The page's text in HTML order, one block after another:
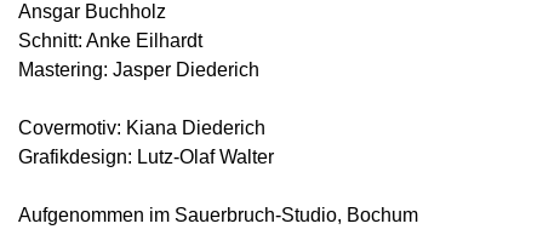
Ansgar Buchholz
Schnitt: Anke Eilhardt
Mastering: Jasper Diederich
Covermotiv: Kiana Diederich
Grafikdesign: Lutz-Olaf Walter
Aufgenommen im Sauerbruch-Studio, Bochum